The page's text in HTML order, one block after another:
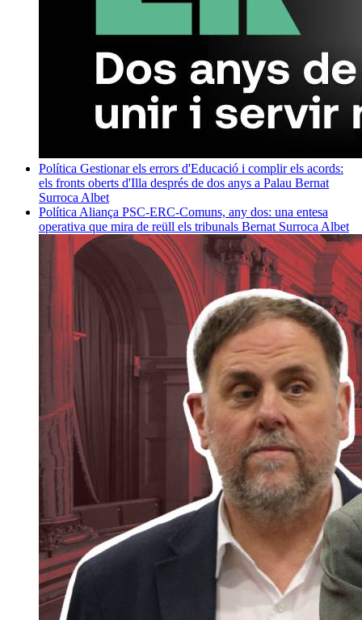
Política Gestionar els errors d'Educació i complir els acords:
els fronts oberts d'Illa després de dos anys a Palau Bernat
Surroca Albet
Política Aliança PSC-ERC-Comuns, any dos: una entesa
operativa que mira de reüll els tribunals Bernat Surroca Albet